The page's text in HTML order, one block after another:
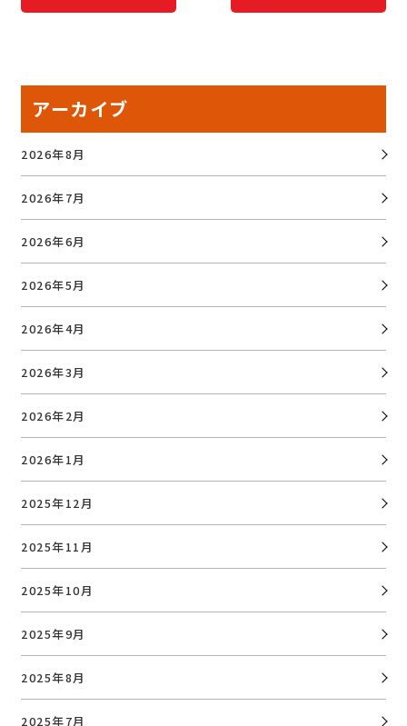
アーカイブ
2026年8月
2026年7月
2026年6月
2026年5月
2026年4月
2026年3月
2026年2月
2026年1月
2025年12月
2025年11月
2025年10月
2025年9月
2025年8月
2025年7月